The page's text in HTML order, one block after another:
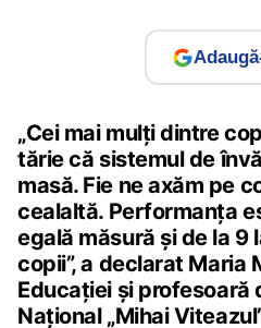
„Cei mai mulți dintre
tărie că sistemul de
masă. Fie ne axăm pe
cealaltă. Performanța
egală măsură și de la
copii”, a declarat
Educației și profesoară
Național „Mihai